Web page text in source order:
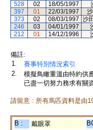
528
02 18/05/1997
397
01 22/03/1997
373
02 08/03/1997 沙
246
03 04/01/1997
212
01 14/12/1996
備註:
1.
賽事特別情況索引
2.
模擬鳥瞰重溫由特約供
已盡一切努力務求有關
請留意 : 所有馬匹資料是由
B : 戴眼罩